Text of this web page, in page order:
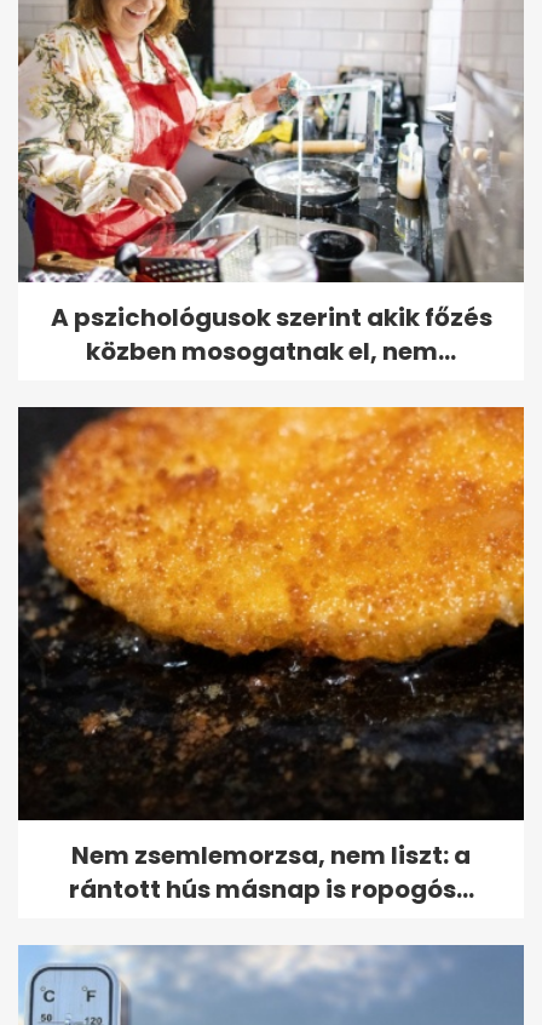
A pszichológusok szerint akik főzés
közben mosogatnak el, nem...
Nem zsemlemorzsa, nem liszt: a
rántott hús másnap is ropogós...